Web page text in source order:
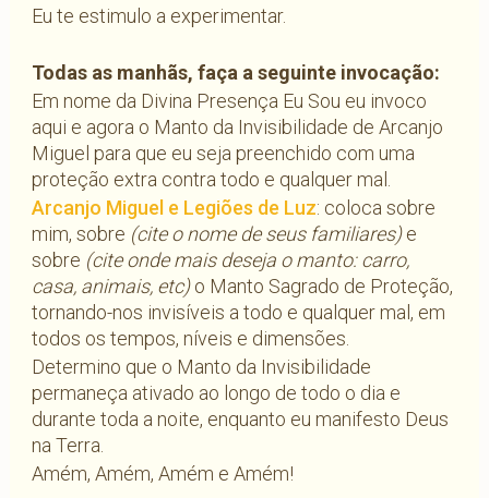
Eu te estimulo a experimentar.
Todas as manhãs, faça a seguinte invocação:
Em nome da Divina Presença Eu Sou eu invoco
aqui e agora o Manto da Invisibilidade de Arcanjo
Miguel para que eu seja preenchido com uma
proteção extra contra todo e qualquer mal.
Arcanjo Miguel e Legiões de Luz: coloca sobre
mim, sobre (cite o nome de seus familiares)e
sobre (cite onde mais deseja o manto: carro,
casa, animais, etc)o Manto Sagrado de Proteção,
tornando-nos invisíveis a todo e qualquer mal, em
todos os tempos, níveis e dimensões.
Determino que o Manto da Invisibilidade
permaneça ativado ao longo de todo o dia e
durante toda a noite, enquanto eu manifesto Deus
na Terra.
Amém, Amém, Amém e Amém!